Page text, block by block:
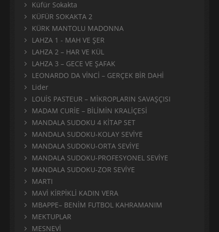
Küfür Sokakta
KÜFÜR SOKAKTA 2
KÜRK MANTOLU MADONNA
LAHZA 1 - MAH VE ŞER
LAHZA 2 – HAR VE KÜL
LAHZA 3 – GECE VE ŞAFAK
LEONARDO DA VİNCİ – GERÇEK BİR DAHİ
Lider
LOUİS PASTEUR – MİKROPLARIN SAVAŞÇISI
MADAM CURİE – BİLİMİN KRALİÇESİ
MANDALA SUDOKU 4 KİTAP SET
MANDALA SUDOKU-KOLAY SEVİYE
MANDALA SUDOKU-ORTA SEVİYE
MANDALA SUDOKU-PROFESYONEL SEVİYE
MANDALA SUDOKU-ZOR SEVİYE
MARTI
MAVİ KİRPİKLİ KADIN VERA
MBAPPE– BENİM FUTBOL KAHRAMANIM
MEKTUPLAR
MESNEVİ